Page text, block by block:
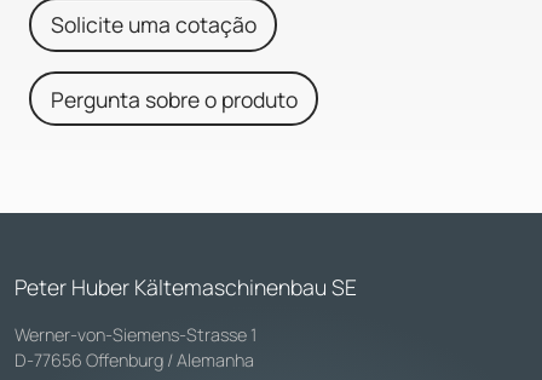
Solicite uma cotação
Pergunta sobre o produto
Peter Huber Kältemaschinenbau SE
Werner-von-Siemens-Strasse 1
D-77656 Offenburg / Alemanha